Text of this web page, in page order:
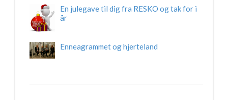
En julegave til dig fra RESKO og tak for i
år
Enneagrammet og hjerteland